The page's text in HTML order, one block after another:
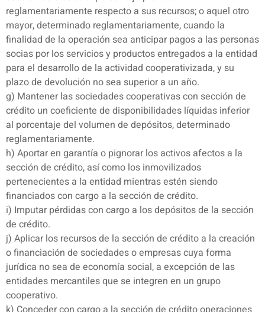
reglamentariamente respecto a sus recursos; o aquel otro
mayor, determinado reglamentariamente, cuando la
finalidad de la operación sea anticipar pagos a las personas
socias por los servicios y productos entregados a la entidad
para el desarrollo de la actividad cooperativizada, y su
plazo de devolución no sea superior a un año.
g) Mantener las sociedades cooperativas con sección de
crédito un coeficiente de disponibilidades líquidas inferior
al porcentaje del volumen de depósitos, determinado
reglamentariamente.
h) Aportar en garantía o pignorar los activos afectos a la
sección de crédito, así como los inmovilizados
pertenecientes a la entidad mientras estén siendo
financiados con cargo a la sección de crédito.
i) Imputar pérdidas con cargo a los depósitos de la sección
de crédito.
j) Aplicar los recursos de la sección de crédito a la creación
o financiación de sociedades o empresas cuya forma
jurídica no sea de economía social, a excepción de las
entidades mercantiles que se integren en un grupo
cooperativo.